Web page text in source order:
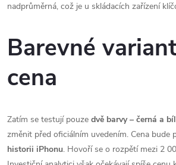
nadprůměrná, což je u skládacích zařízení
Barevné
cena
Zatím se testují pouze dvě barvy – černá a
změnit před oficiálním uvedením. Cena bude
historii iPhonu. Hovoří se o rozpětí mezi 2